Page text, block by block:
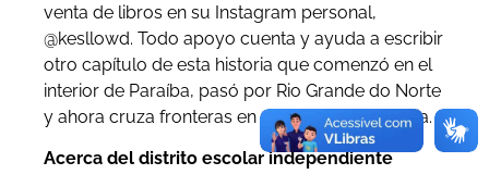
venta de libros en su Instagram personal,
@kesllowd. Todo apoyo cuenta y ayuda a escribir
otro capítulo de esta historia que comenzó en el
interior de Paraíba, pasó por Rio Grande do Norte
y ahora cruza fronteras en nombre de la ciencia.
Acerca del distrito escolar independiente